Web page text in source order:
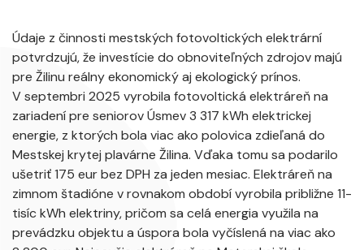
Údaje z činnosti mestských fotovoltických elektrární
potvrdzujú, že investície do obnoviteľných zdrojov majú
pre Žilinu reálny ekonomický aj ekologický prínos.
V septembri 2025 vyrobila fotovoltická elektráreň na
zariadení pre seniorov Úsmev 3 317 kWh elektrickej
energie, z ktorých bola viac ako polovica zdieľaná do
Mestskej krytej plavárne Žilina. Vďaka tomu sa podarilo
ušetriť 175 eur bez DPH za jeden mesiac. Elektráreň na
zimnom štadióne v rovnakom období vyrobila približne 11-
tisíc kWh elektriny, pričom sa celá energia využila na
prevádzku objektu a úspora bola vyčíslená na viac ako